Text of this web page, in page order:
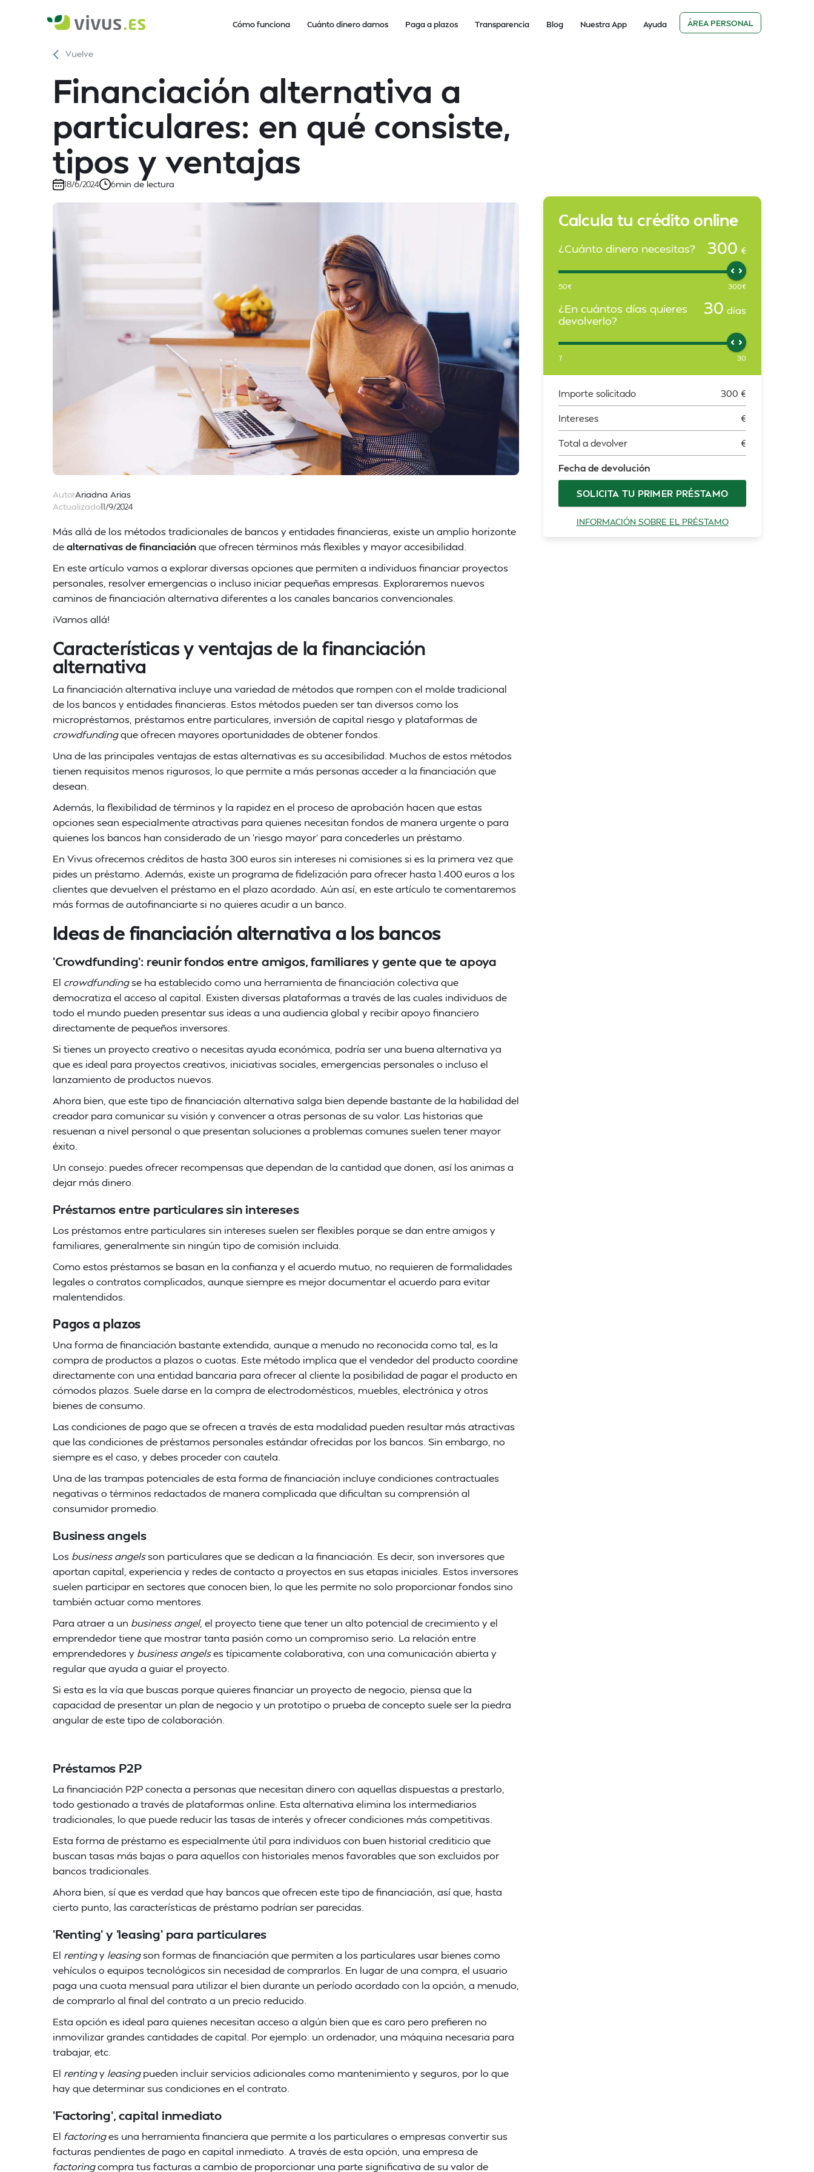
Cómo funciona Cuánto dinero damos Paga a plazos Transparencia Blog Nuestra App Ayuda ÁREA PERSONAL
Vuelve
Financiación alternativa a
particulares: en qué consiste,
tipos y ventajas
18/6/2024 6min de lectura
AutorAriadna Arias
Actualizado11/9/2024
Más allá de los métodos tradicionales de bancos y entidades financieras, existe un amplio horizonte
dealternativas de financiaciónque ofrecen términos más flexibles y mayor accesibilidad.
En este artículo vamos a explorar diversas opciones que permiten a individuos financiar proyectos
personales, resolver emergencias o incluso iniciar pequeñas empresas. Exploraremos nuevos
caminos de financiación alternativa diferentes a los canales bancarios convencionales.
¡Vamos allá!
Características y ventajas de la financiación
alternativa
La financiación alternativa incluye una variedad de métodos que rompen con el molde tradicional
de los bancos y entidades financieras. Estos métodos pueden ser tan diversos como los
micropréstamos, préstamos entre particulares, inversión de capital riesgo y plataformas de
crowdfundingque ofrecen mayores oportunidades de obtener fondos.
Una de las principales ventajas de estas alternativas es su accesibilidad. Muchos de estos métodos
tienen requisitos menos rigurosos, lo que permite a más personas acceder a la financiación que
desean.
Además, la flexibilidad de términos y la rapidez en el proceso de aprobación hacen que estas
opciones sean especialmente atractivas para quienes necesitan fondos de manera urgente o para
quienes los bancos han considerado de un 'riesgo mayor' para concederles un préstamo.
En Vivus ofrecemos créditos de hasta 300 euros sin intereses ni comisiones si es la primera vez que
pides un préstamo. Además, existe un programa de fidelización para ofrecer hasta 1.400 euros a los
clientes que devuelven el préstamo en el plazo acordado. Aún así, en este artículo te comentaremos
más formas de autofinanciarte si no quieres acudir a un banco.
Ideas de financiación alternativa a los bancos
'Crowdfunding': reunir fondos entre amigos, familiares y gente que te apoya
El crowdfundingse ha establecido como una herramienta de financiación colectiva que
democratiza el acceso al capital. Existen diversas plataformas a través de las cuales individuos de
todo el mundo pueden presentar sus ideas a una audiencia global y recibir apoyo financiero
directamente de pequeños inversores.
Si tienes un proyecto creativo o necesitas ayuda económica, podría ser una buena alternativa ya
que es ideal para proyectos creativos, iniciativas sociales, emergencias personales o incluso el
lanzamiento de productos nuevos.
Ahora bien, que este tipo de financiación alternativa salga bien depende bastante de la habilidad del
creador para comunicar su visión y convencer a otras personas de su valor. Las historias que
resuenan a nivel personal o que presentan soluciones a problemas comunes suelen tener mayor
éxito.
Un consejo: puedes ofrecer recompensas que dependan de la cantidad que donen, así los animas a
dejar más dinero.
Préstamos entre particulares sin intereses
Los préstamos entre particulares sin intereses suelen ser flexibles porque se dan entre amigos y
familiares, generalmente sin ningún tipo de comisión incluida.
Como estos préstamos se basan en la confianza y el acuerdo mutuo, no requieren de formalidades
legales o contratos complicados, aunque siempre es mejor documentar el acuerdo para evitar
malentendidos.
Pagos a plazos
Una forma de financiación bastante extendida, aunque a menudo no reconocida como tal, es la
compra de productos a plazos o cuotas. Este método implica que el vendedor del producto coordine
directamente con una entidad bancaria para ofrecer al cliente la posibilidad de pagar el producto en
cómodos plazos. Suele darse en la compra de electrodomésticos, muebles, electrónica y otros
bienes de consumo.
Las condiciones de pago que se ofrecen a través de esta modalidad pueden resultar más atractivas
que las condiciones de préstamos personales estándar ofrecidas por los bancos. Sin embargo, no
siempre es el caso, y debes proceder con cautela.
Una de las trampas potenciales de esta forma de financiación incluye condiciones contractuales
negativas o términos redactados de manera complicada que dificultan su comprensión al
consumidor promedio.
Business angels
Los business angelsson particulares que se dedican a la financiación. Es decir, son inversores que
aportan capital, experiencia y redes de contacto a proyectos en sus etapas iniciales. Estos inversores
suelen participar en sectores que conocen bien, lo que les permite no solo proporcionar fondos sino
también actuar como mentores.
Para atraer a un business angel, el proyecto tiene que tener un alto potencial de crecimiento y el
emprendedor tiene que mostrar tanta pasión como un compromiso serio. La relación entre
emprendedores y business angelses típicamente colaborativa, con una comunicación abierta y
regular que ayuda a guiar el proyecto.
Si esta es la vía que buscas porque quieres financiar un proyecto de negocio, piensa que la
capacidad de presentar un plan de negocio y un prototipo o prueba de concepto suele ser la piedra
angular de este tipo de colaboración.
Préstamos P2P
La financiación P2P conecta a personas que necesitan dinero con aquellas dispuestas a prestarlo,
todo gestionado a través de plataformas online. Esta alternativa elimina los intermediarios
tradicionales, lo que puede reducir las tasas de interés y ofrecer condiciones más competitivas.
Esta forma de préstamo es especialmente útil para individuos con buen historial crediticio que
buscan tasas más bajas o para aquellos con historiales menos favorables que son excluidos por
bancos tradicionales.
Ahora bien, sí que es verdad que hay bancos que ofrecen este tipo de financiación, así que, hasta
cierto punto, las características de préstamo podrían ser parecidas.
'Renting' y 'leasing' para particulares
El rentingy leasingson formas de financiación que permiten a los particulares usar bienes como
vehículos o equipos tecnológicos sin necesidad de comprarlos. En lugar de una compra, el usuario
paga una cuota mensual para utilizar el bien durante un período acordado con la opción, a menudo,
de comprarlo al final del contrato a un precio reducido.
Esta opción es ideal para quienes necesitan acceso a algún bien que es caro pero prefieren no
inmovilizar grandes cantidades de capital. Por ejemplo: un ordenador, una máquina necesaria para
trabajar, etc.
El rentingy leasingpueden incluir servicios adicionales como mantenimiento y seguros, por lo que
hay que determinar sus condiciones en el contrato.
'Factoring', capital inmediato
El factoringes una herramienta financiera que permite a los particulares o empresas convertir sus
facturas pendientes de pago en capital inmediato. A través de esta opción, una empresa de
factoringcompra tus facturas a cambio de proporcionar una parte significativa de su valor de
Calcula tu crédito online
¿Cuánto dinero necesitas? 300 €
50€ 300€
¿En cuántos días quieres
devolverlo?
30 días
7 30
Importe solicitado 300 €
Intereses €
Total a devolver €
Fecha de devolución
SOLICITA TU PRIMER PRÉSTAMO
INFORMACIÓN SOBRE EL PRÉSTAMO